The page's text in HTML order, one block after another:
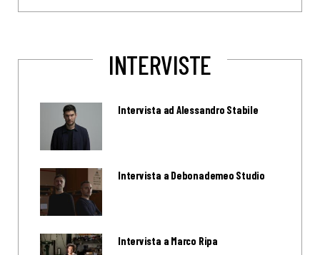
INTERVISTE
Intervista ad Alessandro Stabile
Intervista a Debonademeo Studio
Intervista a Marco Ripa